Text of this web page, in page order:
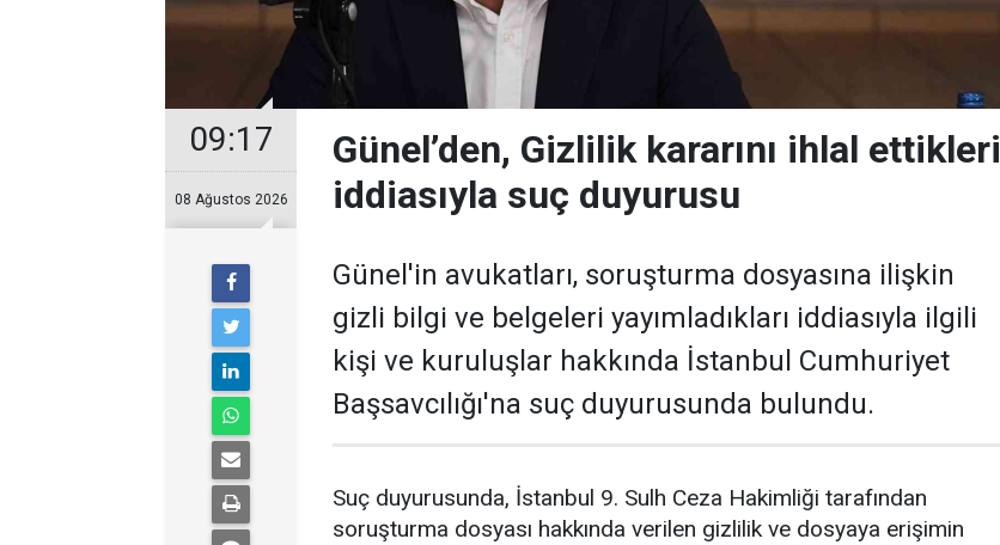
09:17
08 Ağustos 2026
Günel’den, Gizlilik kararını ihlal ettikleri
iddiasıyla suç duyurusu
Günel'in avukatları, soruşturma dosyasına ilişkin
gizli bilgi ve belgeleri yayımladıkları iddiasıyla ilgili
kişi ve kuruluşlar hakkında İstanbul Cumhuriyet
Başsavcılığı'na suç duyurusunda bulundu.
Suç duyurusunda, İstanbul 9. Sulh Ceza Hakimliği tarafından
soruşturma dosyası hakkında verilen gizlilik ve dosyaya erişimin